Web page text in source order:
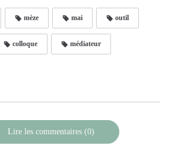
mèze mai outil
colloque médiateur
Lire les commentaires (0)